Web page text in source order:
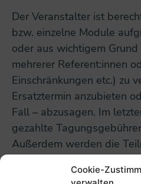
Cookie-
Der Veranstalter ist
bzw. einzelne Module
oder aus wichtigem Grund
mehrerer Referent:innen
Einschränkungen etc.) zu
Ersatztermin anzubieten
Fall – abzusagen. Im
gezahlte
Außerdem werden die